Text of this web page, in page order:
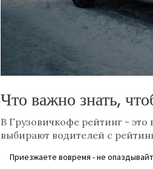
Что важно знать,
В Грузовичкофе рейтинг -
выбирают водителей с
Приезжаете вовремя - не